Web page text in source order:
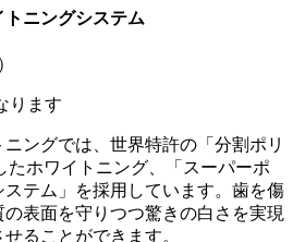
ニングシステム
ります
ングでは、世界特許の「分割ポリ
たホワイトニング、「スーパーポ
ステム」を採用しています。歯を傷
表面を守りつつ驚きの白さを実現
ることができます。